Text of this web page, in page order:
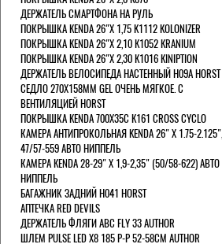
ДЕРЖАТЕЛЬ СМАРТФОНА НА РУЛЬ
ПОКРЫШКА KENDA 26"Х 1,75 K1112 KOLONIZER
ПОКРЫШКА KENDA 26"Х 2,10 K1052 KRANIUM
ПОКРЫШКА KENDA 26"Х 2,30 K1016 KINIPTION
ДЕРЖАТЕЛЬ ВЕЛОСИПЕДА НАСТЕННЫЙ H09A HORST
СЕДЛО 270Х158ММ GEL ОЧЕНЬ МЯГКОЕ. С
ВЕНТИЛЯЦИЕЙ HORST
ПОКРЫШКА KENDA 700Х35С K161 CROSS CYCLO
КАМЕРА АНТИПРОКОЛЬНАЯ KENDA 26" Х 1.75-2.125",
47/57-559 АВТО НИППЕЛЬ
КАМЕРА KENDA 28-29" Х 1,9-2,35" (50/58-622) АВТО
НИППЕЛЬ
БАГАЖНИК ЗАДНИЙ H041 HORST
АПТЕЧКА RED DEVILS
ДЕРЖАТЕЛЬ ФЛЯГИ АВС FLY 33 AUTHOR
ШЛЕМ PULSE LED X8 185 Р-Р 52-58СМ AUTHOR